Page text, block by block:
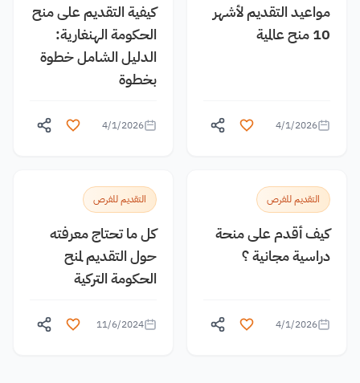
مواعيد التقديم لأشهر
10 منح عالمية
4/1/2026
كيفية التقديم على منح
الحكومة الهنغارية:
الدليل الشامل خطوة
بخطوة
4/1/2026
التقديم للفرص
كيف أقدم على منحة
دراسية مجانية ؟
4/1/2026
التقديم للفرص
كل ما تحتاج معرفته
حول التقديم لمنح
الحكومة التركية
11/6/2024